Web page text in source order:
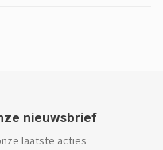
nieuwsbrief
laatste acties